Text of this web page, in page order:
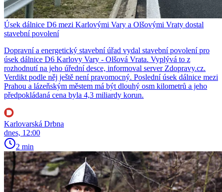
Úsek dálnice D6 mezi Karlovými Vary a Olšovými Vraty dostal
stavební povolení
Dopravní a energetický stavební úřad vydal stavební povolení pro
úsek dálnice D6 Karlovy Vary - Olšová Vrata. Vyplývá to z
rozhodnutí na jeho úřední desce, informoval server Zdopravy.cz.
Verdikt podle něj ještě není pravomocný. Poslední úsek dálnice mezi
Prahou a lázeňským městem má být dlouhý osm kilometrů a jeho
předpokládaná cena byla 4,3 miliardy korun.
Karlovarská Drbna
dnes, 12:00
2 min